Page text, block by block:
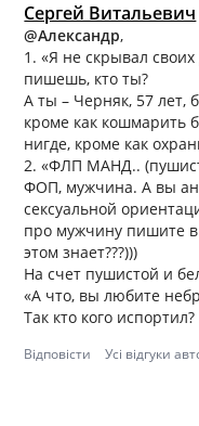
Сергей Витальевич
@Александр,
1. «Я не скрывал
пишешь, кто ты?
А ты – Черняк, 57
кроме как кошмарить
нигде, кроме как
2. «ФЛП МАНД..
ФОП, мужчина. А вы
сексуальной
про мужчину пишите
этом знает???)))
На счет пушистой и
«А что, вы любите
Так кто кого
Відповісти Усі відгуки